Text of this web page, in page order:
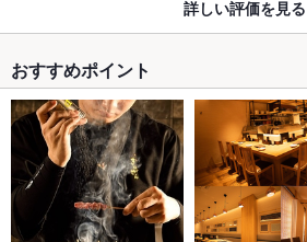
詳しい評価を見る
おすすめポイント